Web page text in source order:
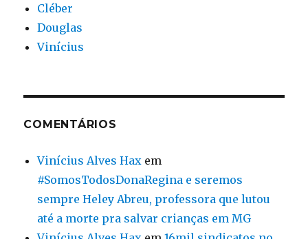
Cléber
Douglas
Vinícius
COMENTÁRIOS
Vinícius Alves Hax em
#SomosTodosDonaRegina e seremos
sempre Heley Abreu, professora que lutou
até a morte pra salvar crianças em MG